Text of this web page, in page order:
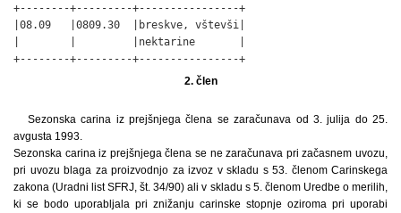
+--------+---------+----------------+
|08.09   |0809.30  |breskve, vštevši|
|        |         |nektarine       |
+--------+---------+----------------+
2. člen
Sezonska carina iz prejšnjega člena se zaračunava od 3. julija do 25.
avgusta 1993.
Sezonska carina iz prejšnjega člena se ne zaračunava pri začasnem uvozu,
pri uvozu blaga za proizvodnjo za izvoz v skladu s 53. členom Carinskega
zakona (Uradni list SFRJ, št. 34/90) ali v skladu s 5. členom Uredbe o merilih,
ki se bodo uporabljala pri znižanju carinske stopnje oziroma pri uporabi